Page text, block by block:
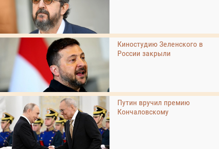
Киностудию Зеленского в
России закрыли
Путин вручил премию
Кончаловскому